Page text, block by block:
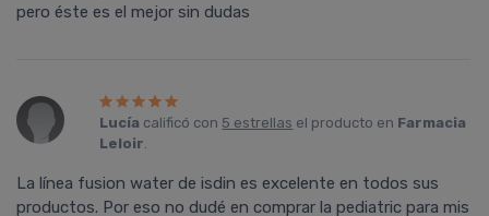
pero éste es el mejor sin dudas
Lucí­a calificó con 5 estrellas el producto en Farmacia
Leloir.
La línea fusion water de isdin es excelente en todos sus
productos. Por eso no dudé en comprar la pediatric para mis